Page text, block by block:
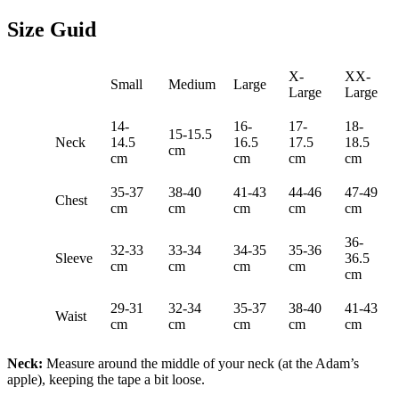
Size Guid
Small Medium Large
X-
Large
XX-
Large
Neck
14-
14.5
cm
15-15.5
cm
16-
16.5
cm
17-
17.5
cm
18-
18.5
cm
Chest
35-37
cm
38-40
cm
41-43
cm
44-46
cm
47-49
cm
Sleeve
32-33
cm
33-34
cm
34-35
cm
35-36
cm
36-
36.5
cm
Waist
29-31
cm
32-34
cm
35-37
cm
38-40
cm
41-43
cm
Neck: Measure around the middle of your neck (at the Adam’s
apple), keeping the tape a bit loose.